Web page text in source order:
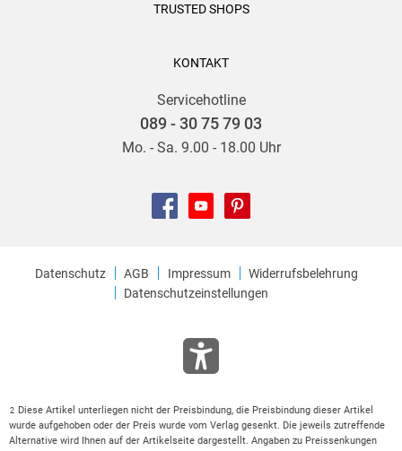
TRUSTED SHOPS
KONTAKT
Servicehotline
089 - 30 75 79 03
Mo. - Sa. 9.00 - 18.00 Uhr
Datenschutz AGB Impressum
Widerrufsbelehrung
Datenschutzeinstellungen
2 Diese Artikel unterliegen nicht der Preisbindung, die Preisbindung dieser Artikel
wurde aufgehoben oder der Preis wurde vom Verlag gesenkt. Die jeweils zutreffende
Alternative wird Ihnen auf der Artikelseite dargestellt. Angaben zu Preissenkungen